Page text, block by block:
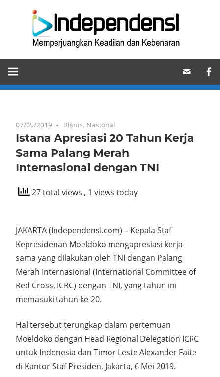
Memperjuangkan
Keadilan
dan
07/05/2019 Bisnis, Nasional
Istana Apresiasi 20 Tahun Kerja
Sama Palang Merah
Internasional dengan TNI
27 total views , 1 views today
JAKARTA (IndependensI.com) – Kepala Staf
Kepresidenan Moeldoko mengapresiasi kerja
sama yang dilakukan oleh TNI dengan Palang
Merah Internasional (International Committee of
Red Cross, ICRC) dengan TNI, yang tahun ini
memasuki tahun ke-20.
Hal tersebut terungkap dalam pertemuan
Moeldoko dengan Head Regional Delegation ICRC
untuk Indonesia dan Timor Leste Alexander Faite
di Kantor Staf Presiden, Jakarta, 6 Mei 2019.